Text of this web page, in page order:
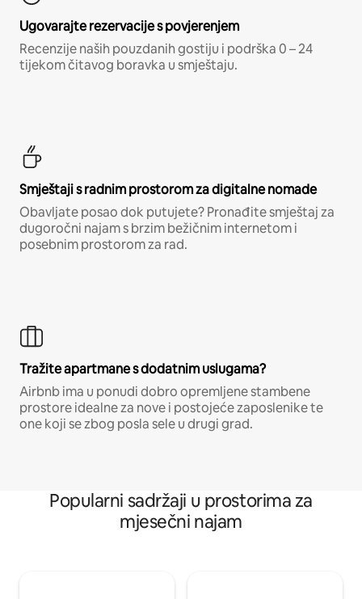
Ugovarajte rezervacije s povjerenjem
Recenzije naših pouzdanih gostiju i podrška 0 – 24
tijekom čitavog boravka u smještaju.
Smještaji s radnim prostorom za digitalne nomade
Obavljate posao dok putujete? Pronađite smještaj za
dugoročni najam s brzim bežičnim internetom i
posebnim prostorom za rad.
Tražite apartmane s dodatnim uslugama?
Airbnb ima u ponudi dobro opremljene stambene
prostore idealne za nove i postojeće zaposlenike te
one koji se zbog posla sele u drugi grad.
Popularni sadržaji u prostorima za
mjesečni najam